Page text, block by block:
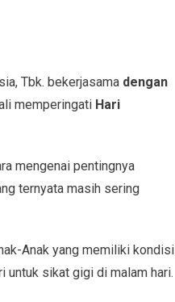
Tbk. bekerjasama dengan
memperingati Hari
mengenai pentingnya
ternyata masih sering
Anak yang memiliki kondisi
untuk sikat gigi di malam hari.